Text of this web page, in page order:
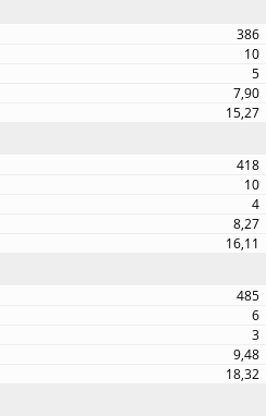
386
10
5
7,90
15,27
418
10
4
8,27
16,11
485
6
3
9,48
18,32